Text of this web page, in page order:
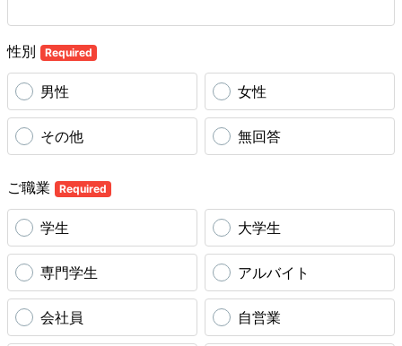
性別 Required
男性 女性
その他 無回答
ご職業 Required
学生 大学生
専門学生 アルバイト
会社員 自営業